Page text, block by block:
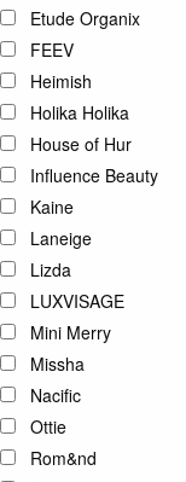
Etude Organix
FEEV
Heimish
Holika Holika
House of Hur
Influence Beauty
Kaine
Laneige
Lizda
LUXVISAGE
Mini Merry
Missha
Nacific
Ottie
Rom&nd